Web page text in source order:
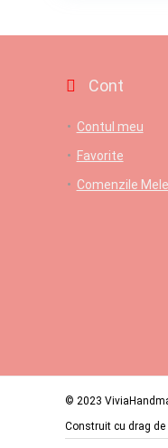
Cont
Contul meu
Favorite
Comenzile Mele
© 2023
Construit cu drag de